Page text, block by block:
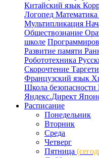
Китайский язык
Логопед Математика
Мультипликация
Обществознание
школе
Развитие памяти
Робототехника
Скорочтение
Французский язык
Школа безопасности
Яндекс.Директ
Расписание
Понедельник
Вторник
Среда
Четверг
Пятница